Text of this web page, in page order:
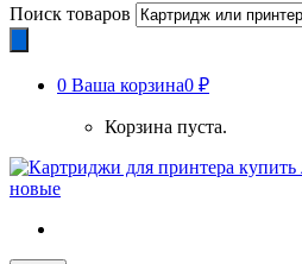
Поиск товаров
0 Ваша корзина0 ₽
Корзина пуста.